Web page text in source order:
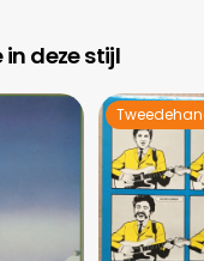
deze stijl